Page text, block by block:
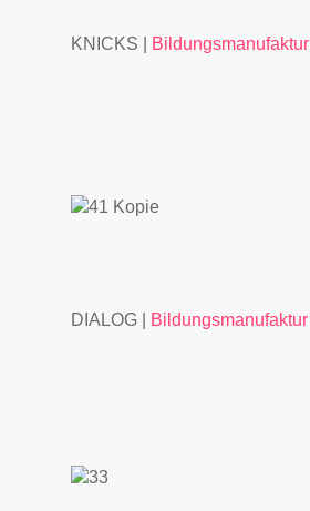
KNICKS | Bildungsmanufaktur
DIALOG | Bildungsmanufaktur